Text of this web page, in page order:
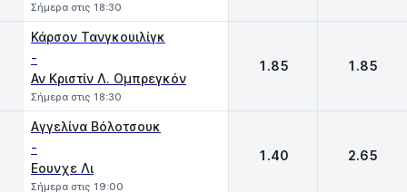
Σήμερα στις 18:30
Κάρσον Τανγκουιλίγκ
-
Αν Κριστίν Λ. Ομπρεγκόν
Σήμερα στις 18:30
1.85 1.85
Αγγελίνα Βόλοτσουκ
-
Εουνχε Λι
Σήμερα στις 19:00
1.40 2.65